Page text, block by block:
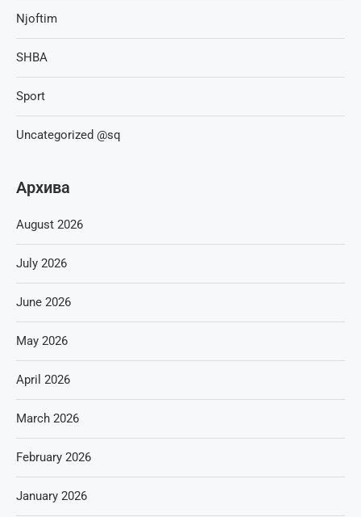
Njoftim
SHBA
Sport
Uncategorized @sq
Архива
August 2026
July 2026
June 2026
May 2026
April 2026
March 2026
February 2026
January 2026